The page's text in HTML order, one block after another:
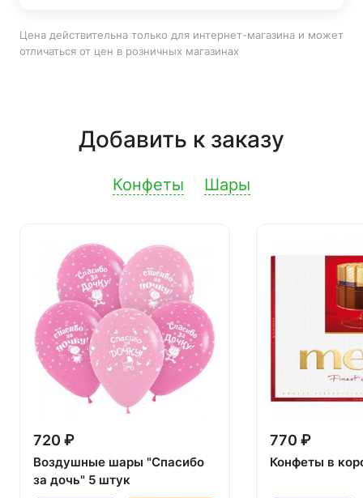
Цена действительна только для интернет-магазина и может
отличаться от цен в розничных магазинах
Добавить к заказу
Конфеты Шары
720 ₽
Воздушные шары "Спасибо
за дочь" 5 штук
770 ₽
Конфеты в